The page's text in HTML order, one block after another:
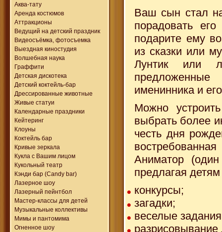
Аква-тату
Аренда костюмов
Аттракционы
Ведущий на детский праздник
Видеосъёмка, фотосъемка
Выездная киностудия
Волшебная наука
Граффити
Детская дискотека
Детский коктейль-бар
Дрессированные животные
Живые статуи
Календарные праздники
Кейтеринг
Клоуны
Коктейль бар
Кривые зеркала
Кукла с Вашим лицом
Кукольный театр
Кэнди бар (Candy bar)
Лазерное шоу
Лазерный пейнтбол
Мастер-классы для детей
Музыкальные коллективы
Мимы и пантомима
Огненное шоу
Ваш сын стал
порадовать
подарите ему
из сказки или
Лунтик или
именинника и
Можно
выбрать более
честь дня
Аниматор
предлагая
конкурсы;
загадки;
веселые
разрисовывание